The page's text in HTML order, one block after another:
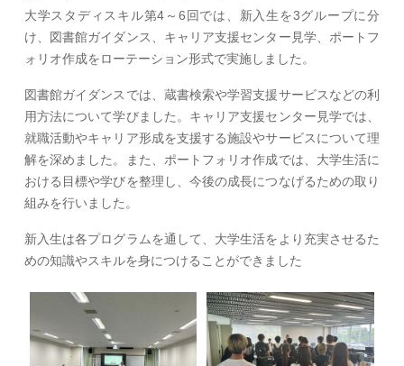
大学スタディスキル第4～6回では、新入生を3グループに分
け、図書館ガイダンス、キャリア支援センター見学、ポートフ
ォリオ作成をローテーション形式で実施しました。
図書館ガイダンスでは、蔵書検索や学習支援サービスなどの利
用方法について学びました。キャリア支援センター見学では、
就職活動やキャリア形成を支援する施設やサービスについて理
解を深めました。また、ポートフォリオ作成では、大学生活に
おける目標や学びを整理し、今後の成長につなげるための取り
組みを行いました。
新入生は各プログラムを通して、大学生活をより充実させるた
めの知識やスキルを身につけることができました